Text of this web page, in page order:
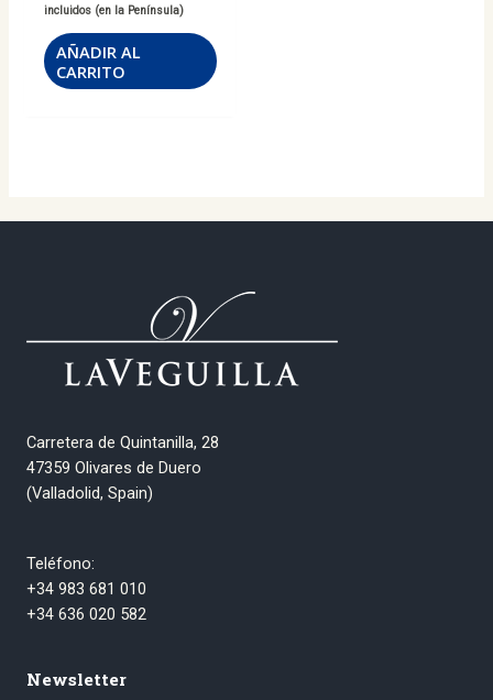
incluidos (en la Península)
AÑADIR AL
CARRITO
Carretera de Quintanilla, 28
47359 Olivares de Duero
(Valladolid, Spain)
Teléfono:
+34 983 681 010
+34 636 020 582
Newsletter